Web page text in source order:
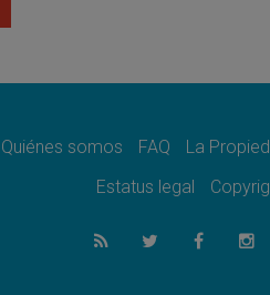
08.08.2026
07.08.2026
se convierte en
Honduras: Los
crisis olvidada
Quiénes somos FAQ La
Estatus legal